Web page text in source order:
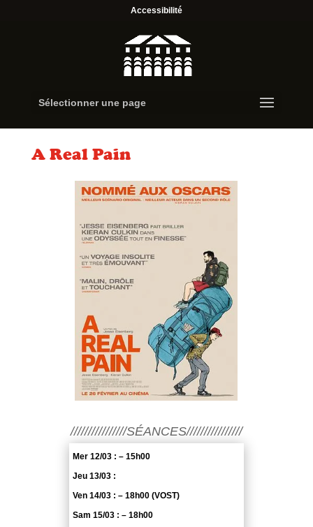
Accessibilité
Sélectionner une page
A Real Pain
////////////////SÉANCES////////////////
Mer 12/03 : – 15h00
Jeu 13/03 :
Ven 14/03 : – 18h00 (VOST)
Sam 15/03 : – 18h00